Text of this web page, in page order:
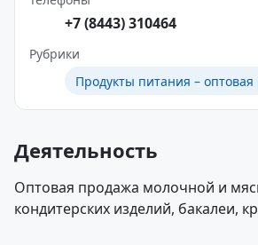
+7 (8443) 310464
Рубрики
Продукты питания –
Деятельность
Оптовая продажа молочной и
кондитерских изделий, бакалеи,